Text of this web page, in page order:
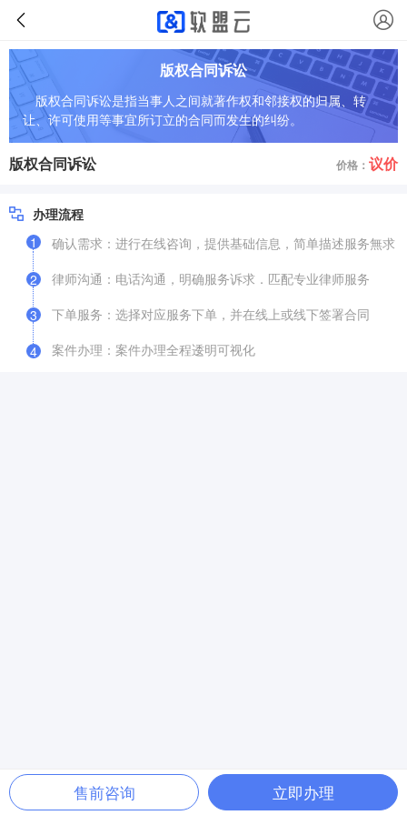
版权合同诉讼
版权合同诉讼是指当事人之间就著作权和邻接权的归属、转
让、许可使用等事宜所订立的合同而发生的纠纷。
版权合同诉讼 价格： 议价
办理流程
1
确认需求：进行在线咨询，提供基础信息，简单描述服务無求
2
律师沟通：电话沟通，明确服务诉求．匹配专业律师服务
3
下单服务：选择对应服务下单，并在线上或线下签署合同
4 案件办理：案件办理全程逶明可视化
售前咨询 立即办理